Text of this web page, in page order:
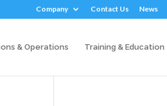
Company Contact Us News
& Operations Training & Education